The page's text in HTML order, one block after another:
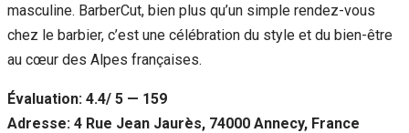
masculine. BarberCut, bien plus qu’un simple rendez-vous
chez le barbier, c’est une célébration du style et du bien-être
au cœur des Alpes françaises.
Évaluation: 4.4/ 5 — 159
Adresse: 4 Rue Jean Jaurès, 74000 Annecy, France